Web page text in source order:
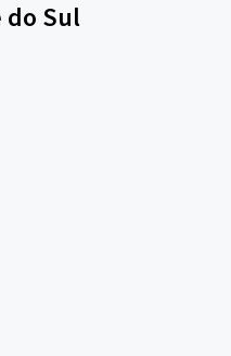
do Sul